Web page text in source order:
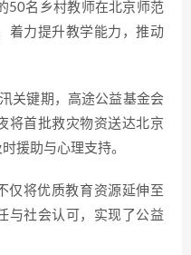
50名乡村教师在北京师范
着力提升教学能力，推动
关键期，高途公益基金会
将首批救灾物资送达北京
援助与心理支持。
仅将优质教育资源延伸至
与社会认可，实现了公益